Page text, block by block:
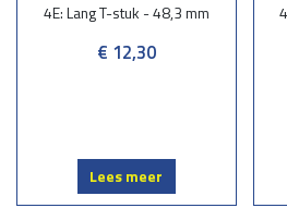
4E: Lang T-stuk - 48,3 mm
€ 12,30
Lees meer